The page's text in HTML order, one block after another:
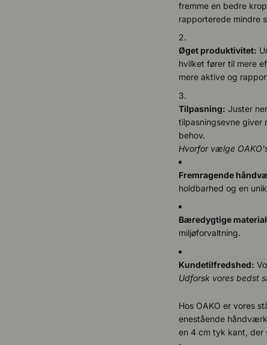
fremme en bedre
rapporterede mindre
Øget produktivitet:
hvilket fører til mere
mere aktive og
Tilpasning: Juster
tilpasningsevne giver
behov.
Hvorfor vælge
Fremragende
holdbarhed og en
Bæredygtige
miljøforvaltning.
Kundetilfredshed:
Udforsk vores bedst
Hos OAKO er vores
enestående
en 4 cm tyk kant, der